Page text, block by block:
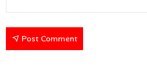
Post Comment